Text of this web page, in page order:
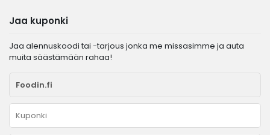
Jaa kuponki
Jaa alennuskoodi tai -tarjous jonka me missasimme ja auta
muita säästämään rahaa!